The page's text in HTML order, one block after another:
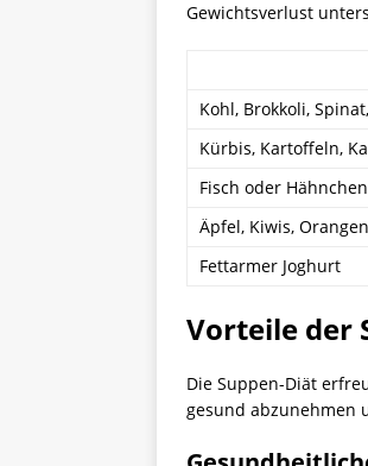
Gewichtsverlust
Kohl, Brokkoli,
Kürbis, Kartoffeln,
Fisch oder
Äpfel, Kiwis,
Fettarmer Joghurt
Vorteile der
Die Suppen-Diät
gesund abzunehmen